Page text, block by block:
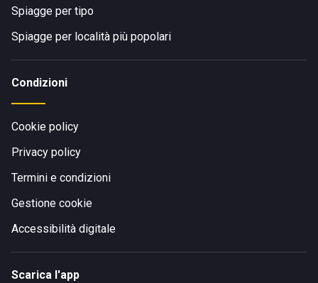
Spiagge per tipo
Spiagge per località più popolari
Condizioni
Cookie policy
Privacy policy
Termini e condizioni
Gestione cookie
Accessibilità digitale
Scarica l'app